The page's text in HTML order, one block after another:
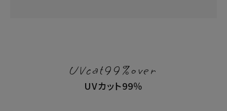
UVcat99%over
UVカット99％